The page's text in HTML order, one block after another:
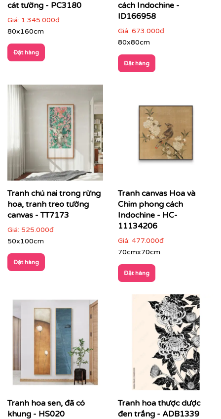
Phòng thiền, phòng trà, phòng Yoga
trung, cân bằng cảm xúc.
cát tường - PC3180
Giá: 1.345.000đ
80x160cm
Đặt hàng
cách Indochine -
ID166958
Giá: 673.000đ
80x80cm
Đặt hàng
Tranh chú nai trong rừng
hoa, tranh treo tường
canvas - TT7173
Giá: 525.000đ
50x100cm
Đặt hàng
Tranh canvas Hoa và
Chim phong cách
Indochine - HC-
11134206
Giá: 477.000đ
70cmx70cm
Đặt hàng
Tranh hoa sen, đã có
khung - HS020
Tranh hoa thược dược
đen trắng - ADB1339